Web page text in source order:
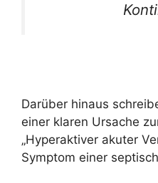
Darüber hinaus
einer klaren Ursache
„Hyperaktiver akuter
Symptom einer